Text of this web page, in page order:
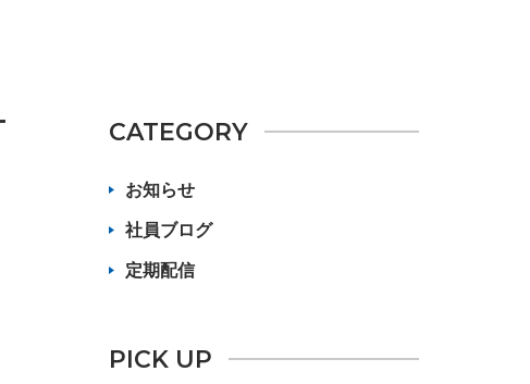
CATEGORY
お知らせ
社員ブログ
定期配信
PICK UP